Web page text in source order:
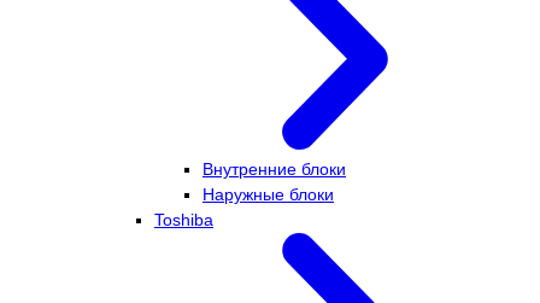
Внутренние блоки
Наружные блоки
Toshiba